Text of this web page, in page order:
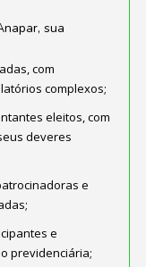
sua
com
complexos;
eleitos, com
deveres
e
e
previdenciária;